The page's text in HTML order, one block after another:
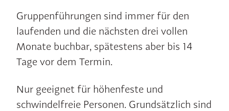
Gruppenführungen sind immer für den
laufenden und die nächsten drei vollen
Monate buchbar, spätestens aber bis 14
Tage vor dem Termin.
Nur geeignet für höhenfeste und
schwindelfreie Personen. Grundsätzlich sind